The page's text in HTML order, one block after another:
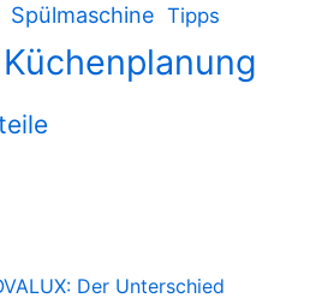
Spülmaschine Tipps
Der Unterschied